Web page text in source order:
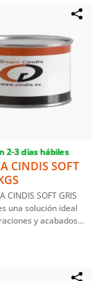
2-3 días hábiles
CINDIS SOFT
CINDIS SOFT GRIS
una solución ideal
y acabados
Ofrece una
en